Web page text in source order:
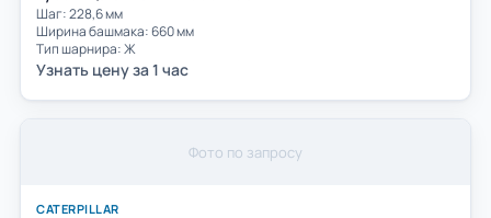
Шаг: 228,6 мм
Ширина башмака: 660 мм
Тип шарнира: Ж
Узнать цену за 1 час
Фото по запросу
CATERPILLAR